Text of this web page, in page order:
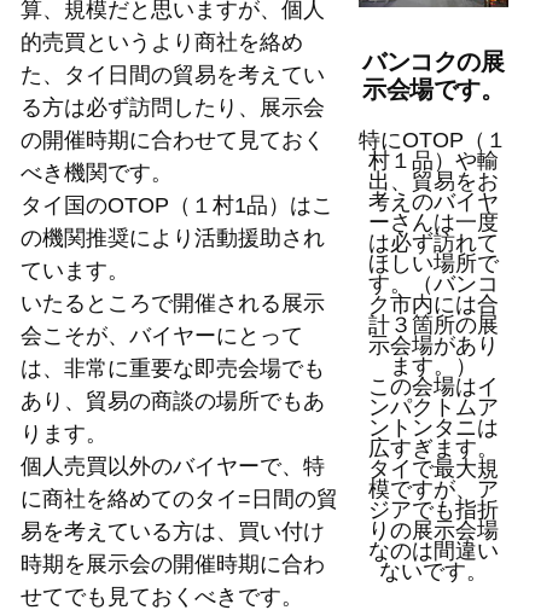
算、規模だと思いますが、個人
的売買というより商社を絡め
た、タイ日間の貿易を考えてい
る方は必ず訪問したり、展示会
の開催時期に合わせて見ておく
べき機関です。
タイ国のOTOP（１村1品）はこ
の機関推奨により活動援助され
ています。
いたるところで開催される展示
会こそが、バイヤーにとって
は、非常に重要な即売会場でも
あり、貿易の商談の場所でもあ
ります。
個人売買以外のバイヤーで、特
に商社を絡めてのタイ=日間の貿
易を考えている方は、買い付け
時期を展示会の開催時期に合わ
せてでも見ておくべきです。
バンコクの展
示会場です。
特にOTOP（１
村１品）や輸
出、貿易をお
考えのバイヤ
ーさんは一度
は必ず訪れて
ほしい場所で
す。（バンコ
ク市内には合
計３箇所の展
示会場があり
ます。）
この会場はイ
ンパクトムア
ントンタニは
広すぎます。
タイで最大規
模ですが、ア
ジアでも指折
りの展示会場
なのは間違い
ないです。